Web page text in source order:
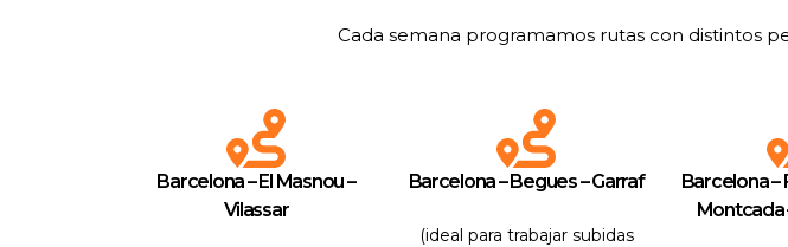
Cada semana programamos rutas con distintos
Barcelona – El Masnou –
Vilassar
Barcelona – Begues – Garraf
(ideal para trabajar subidas
Barcelona –
Montcada